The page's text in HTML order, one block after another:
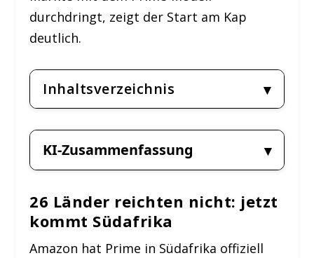
durchdringt, zeigt der Start am Kap
deutlich.
Inhaltsverzeichnis
KI-Zusammenfassung
26 Länder reichten nicht: jetzt
kommt Südafrika
Amazon hat Prime in Südafrika offiziell